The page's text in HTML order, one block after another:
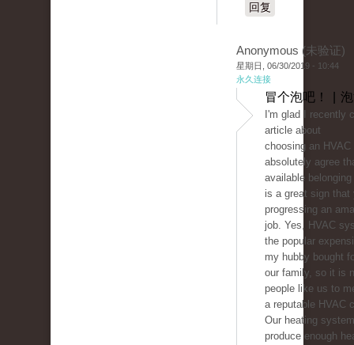
回复
Anonymous (未验证)
星期日, 06/30/2019 - 10:44
永久连接
冒个泡吧！ |
I'm glad I recently
article about
choosing an
absolutely agree
available
is a great sign
progressing an
job. Yes, HVAC
the popular
my hubby bought
our family, so it is
people like us to
a reputable HVAC
Our heating
produce enough